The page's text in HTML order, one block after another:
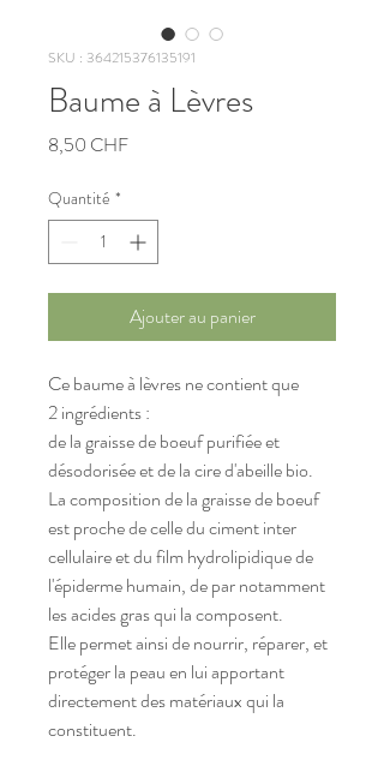
SKU : 364215376135191
Baume à Lèvres
8,50 CHFPrix
Quantité *
Ajouter au panier
Ce baume à lèvres ne contient que
2 ingrédients :
de la graisse de boeuf purifiée et
désodorisée et de la cire d'abeille bio.
La composition de la graisse de boeuf
est proche de celle du ciment inter
cellulaire et du film hydrolipidique de
l'épiderme humain, de par notamment
les acides gras qui la composent.
Elle permet ainsi de nourrir, réparer, et
protéger la peau en lui apportant
directement des matériaux qui la
constituent.